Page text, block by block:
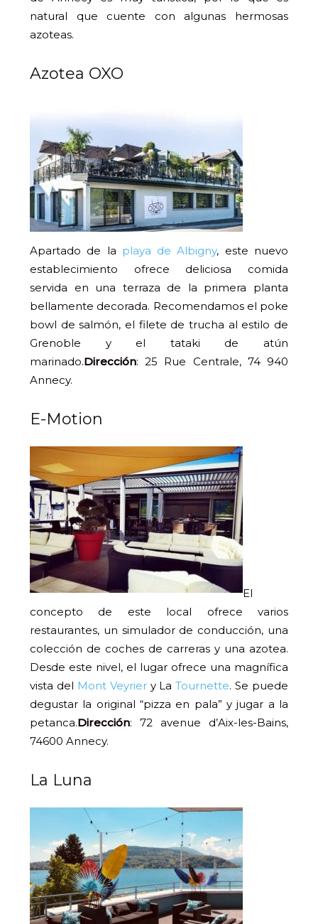
natural que cuente con algunas hermosas
azoteas.
Azotea OXO
Apartado de la playa de Albigny, este nuevo
establecimiento ofrece deliciosa comida
servida en una terraza de la primera planta
bellamente decorada. Recomendamos el poke
bowl de salmón, el filete de trucha al estilo de
Grenoble y el tataki de atún
marinado.Dirección: 25 Rue Centrale, 74 940
Annecy.
E-Motion
El
concepto de este local ofrece varios
restaurantes, un simulador de conducción, una
colección de coches de carreras y una azotea.
Desde este nivel, el lugar ofrece una magnífica
vista del Mont Veyriery LaTournette. Se puede
degustar la original “pizza en pala” y jugar a la
petanca.Dirección: 72 avenue d’Aix-les-Bains,
74600 Annecy.
La Luna